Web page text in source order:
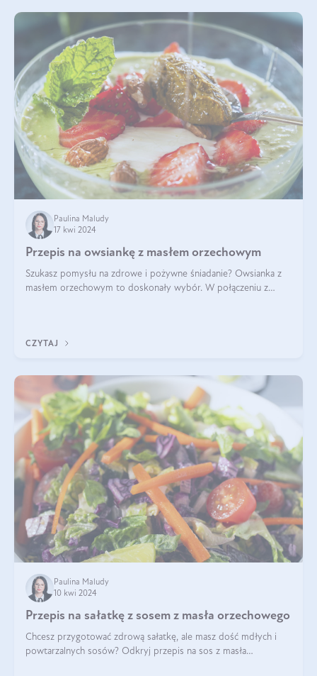
Paulina Maludy
17 kwi 2024
Przepis na owsiankę z masłem orzechowym
Szukasz pomysłu na zdrowe i pożywne śniadanie? Owsianka z
masłem orzechowym to doskonały wybór. W połączeniu z
CZYTAJ
Paulina Maludy
10 kwi 2024
Przepis na sałatkę z sosem z masła orzechowego
Chcesz przygotować zdrową sałatkę, ale masz dość mdłych i
powtarzalnych sosów? Odkryj przepis na sos z masła